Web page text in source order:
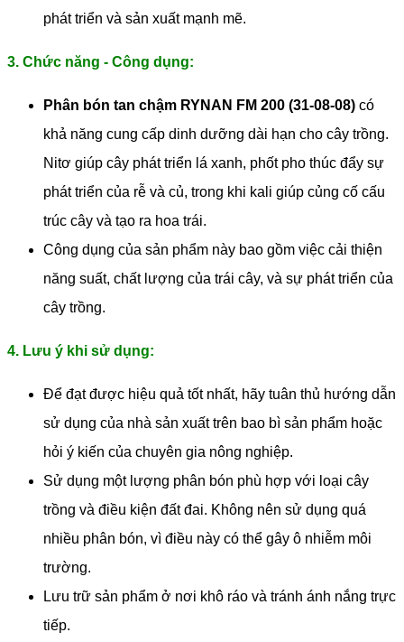
phát triển và sản xuất mạnh mẽ.
3. Chức năng - Công dụng:
Phân bón tan chậm RYNAN FM 200 (31-08-08) có
khả năng cung cấp dinh dưỡng dài hạn cho cây trồng.
Nitơ giúp cây phát triển lá xanh, phốt pho thúc đẩy sự
phát triển của rễ và củ, trong khi kali giúp củng cố cấu
trúc cây và tạo ra hoa trái.
Công dụng của sản phẩm này bao gồm việc cải thiện
năng suất, chất lượng của trái cây, và sự phát triển của
cây trồng.
4. Lưu ý khi sử dụng:
Để đạt được hiệu quả tốt nhất, hãy tuân thủ hướng dẫn
sử dụng của nhà sản xuất trên bao bì sản phẩm hoặc
hỏi ý kiến ​​của chuyên gia nông nghiệp.
Sử dụng một lượng phân bón phù hợp với loại cây
trồng và điều kiện đất đai. Không nên sử dụng quá
nhiều phân bón, vì điều này có thể gây ô nhiễm môi
trường.
Lưu trữ sản phẩm ở nơi khô ráo và tránh ánh nắng trực
tiếp.